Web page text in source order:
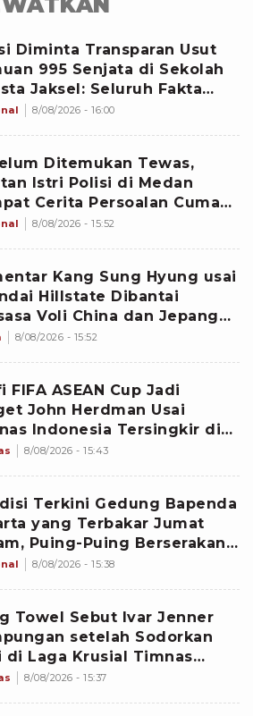
Diminta Transparan Usut
995 Senjata di Sekolah
Jaksel: Seluruh Fakta
Dibuka
8/08/2026 - 16:00
Ditemukan Tewas,
Istri Polisi di Medan
Cerita Persoalan Cuma
Uang Rp10 Ribu
8/08/2026 - 15:52
Kang Sung Hyung usai
Hillstate Dibantai
Voli China dan Jepang
Top Club Super Match 2026
8/08/2026 - 15:52
FIFA ASEAN Cup Jadi
John Herdman Usai
Indonesia Tersingkir di
AFF 2026
8/08/2026 - 15:43
Terkini Gedung Bapenda
yang Terbakar Jumat
Puing-Puing Berserakan
8/08/2026 - 15:38
Towel Sebut Ivar Jenner
setelah Sodorkan
di Laga Krusial Timnas
vs Singapura Piala AFF
8/08/2026 - 15:37